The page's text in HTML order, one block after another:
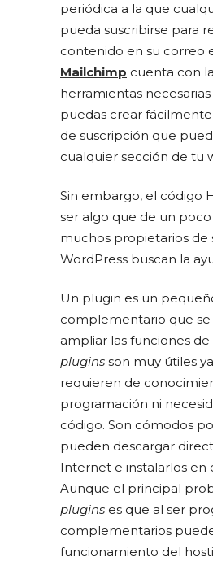
periódica a la que
pueda suscribirse para
contenido en su correo
Mailchimp cuenta con
herramientas
puedas crear
de suscripción que
cualquier sección de tu
Sin embargo, el código
ser algo que de un poco
muchos propietarios de
WordPress buscan la
Un plugin es un
complementario que se
ampliar las funciones
plugins son muy útiles
requieren de
programación ni
código. Son cómodos
pueden descargar
Internet e instalarlos en
Aunque el principal
plugins es que al ser
complementarios
funcionamiento del